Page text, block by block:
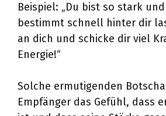
Beispiel: „Du bist so stark
bestimmt schnell hinter dir
an dich und schicke dir viel
Energie!“
Solche ermutigenden
Empfänger das Gefühl, dass